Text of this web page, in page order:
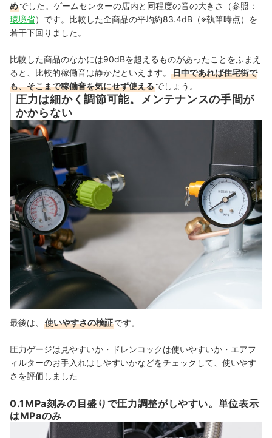
めでした。ゲームセンターの店内と同程度の音の大きさ（参照：
環境省）です。比較した全商品の平均約83.4dB（※執筆時点）を
若干下回りました。
比較した商品のなかには90dBを超えるものがあったことをふまえ
ると、比較的稼働音は静かだといえます。
日中であれば住宅街で
も、そこまで稼働音を気にせず使えるでしょう。
圧力は細かく調節可能。メンテナンスの手間が
かからない
最後は、 使いやすさの検証です。
圧力ゲージは見やすいか・ドレンコックは使いやすいか・エアフ
ィルターのお手入れはしやすいかなどをチェックして、使いやす
さを評価しました
0.1MPa刻みの目盛りで圧力調整がしやすい。単位表示
はMPaのみ